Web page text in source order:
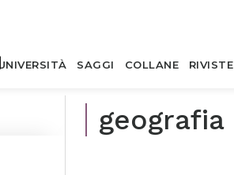
UNIVERSITÀ SAGGI COLLANE RIVISTE
geografia